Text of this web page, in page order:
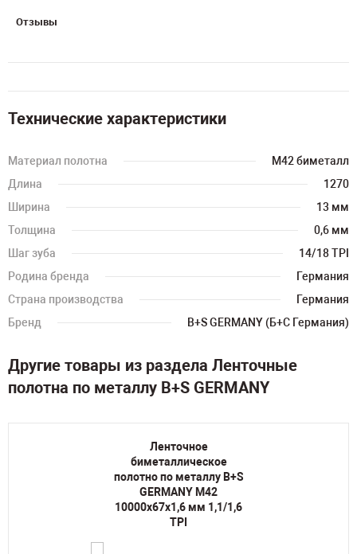
Отзывы
Технические характеристики
Материал полотна
M42 биметалл
Длина
1270
Ширина
13 мм
Толщина
0,6 мм
Шаг зуба
14/18 TPI
Родина бренда
Германия
Страна производства
Германия
Бренд
B+S GERMANY (Б+С Германия)
Другие товары из раздела Ленточные
полотна по металлу B+S GERMANY
Ленточное
биметаллическое
полотно по металлу B+S
GERMANY M42
10000х67х1,6 мм 1,1/1,6
TPI